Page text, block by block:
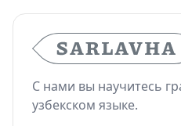
С нами вы научитесь
узбекском языке.